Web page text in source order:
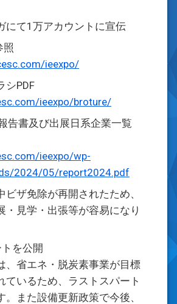
にて1万アカウントに宣伝
照
ieexpo/
シPDF
ieexpo/broture/
告書及び出展日系企業一覧
ieexpo/wp-
2024/05/report2024.pdf
ザ免除が再開されたため、
・見学・出張等が容易になり
を公開
省エネ・脱炭素事業が目標
ているため、ラストスパート
。また設備更新政策で今後、